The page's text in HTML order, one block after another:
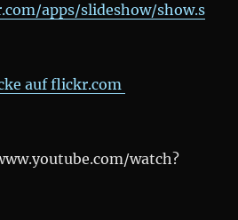
apps/slideshow/show.s
auf flickr.com
watch?